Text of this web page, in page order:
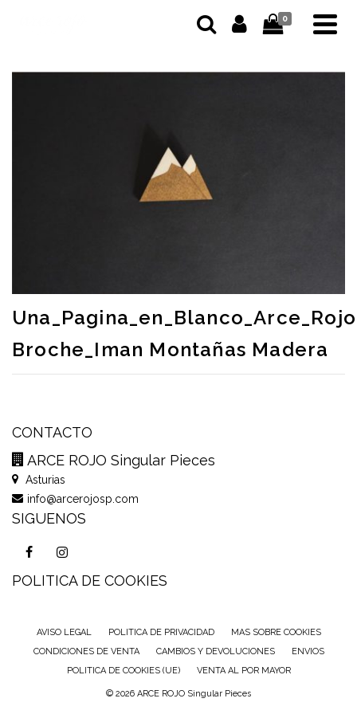
0
Broche_Iman Montañas Madera
CONTACTO
ARCE ROJO Singular Pieces
Asturias
info@arcerojosp.com
SIGUENOS
POLITICA DE COOKIES
AVISO LEGAL POLITICA DE PRIVACIDAD
MAS SOBRE COOKIES
CONDICIONES DE VENTA
CAMBIOS Y DEVOLUCIONES
ENVIOS
POLITICA DE COOKIES (UE)
VENTA AL POR MAYOR
© 2026 ARCE ROJO Singular Pieces